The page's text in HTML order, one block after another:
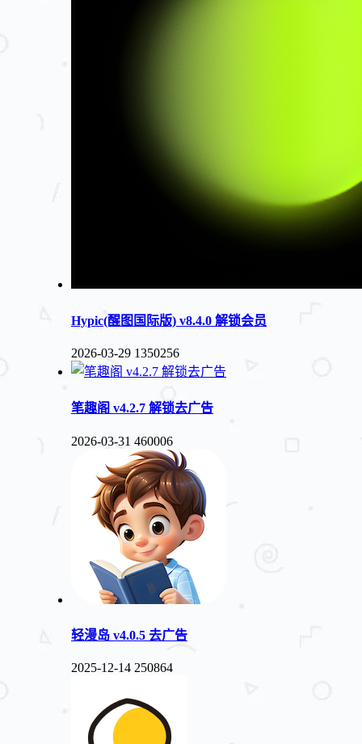
Hypic(醒图国际版) v8.4.0 解锁会员
2026-03-29 1350256
笔趣阁 v4.2.7 解锁去广告
2026-03-31 460006
轻漫岛 v4.0.5 去广告
2025-12-14 250864